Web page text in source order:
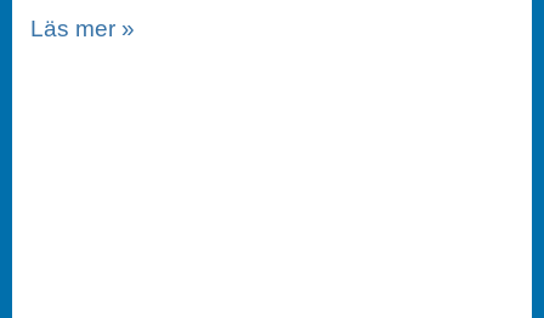
Läs mer »